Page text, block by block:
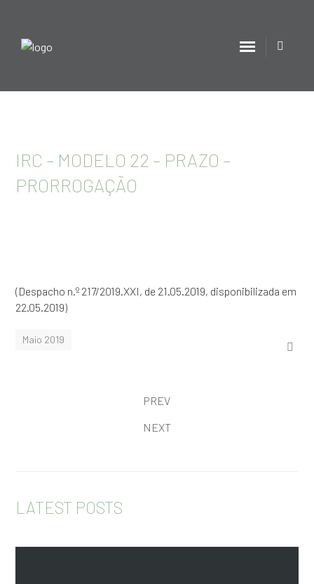
IRC – MODELO 22 – PRAZO –
PRORROGAÇÃO
(Despacho n.º 217/2019.XXI, de 21.05.2019, disponibilizada em
22.05.2019)
Maio 2019
PREV
NEXT
LATEST POSTS